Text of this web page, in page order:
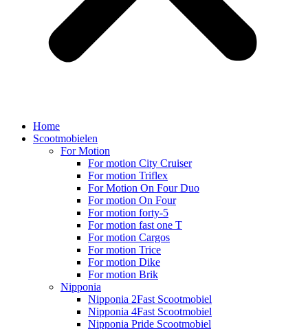
Home
Scootmobielen
For Motion
For motion City Cruiser
For motion Triflex
For Motion On Four Duo
For motion On Four
For motion forty-5
For motion fast one T
For motion Cargos
For motion Trice
For motion Dike
For motion Brik
Nipponia
Nipponia 2Fast Scootmobiel
Nipponia 4Fast Scootmobiel
Nipponia Pride Scootmobiel